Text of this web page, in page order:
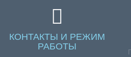
КОНТАКТЫ И РЕЖИМ
РАБОТЫ